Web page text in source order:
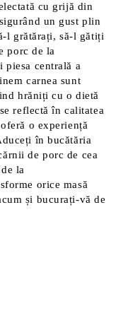
cu grijă din
un gust plin
l grătărați, să-l gătiți
porc de la
piesa centrală a
carnea sunt
hrăniți cu o dietă
reflectă în calitatea
o experiență
în bucătăria
de porc de cea
la
orice masă
și bucurați-vă de